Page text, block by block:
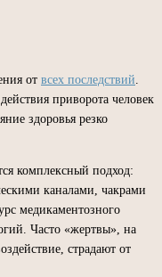
от всех последствий.
приворота человек
здоровья резко
комплексный подход:
каналами, чакрами
медикаментозного
Часто «жертвы», на
страдают от